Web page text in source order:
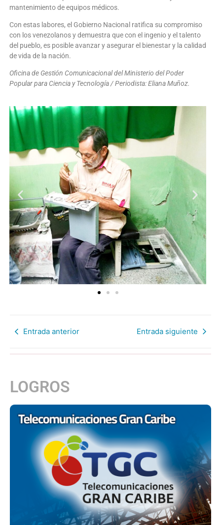
mantenimiento de equipos médicos.
Con estas labores, el Gobierno Nacional ratifica su compromiso
con los venezolanos y demuestra que con el ingenio y el talento
del pueblo, es posible avanzar y asegurar el bienestar y la calidad
de vida de la nación.
Oficina de Gestión Comunicacional del Ministerio del Poder
Popular para Ciencia y Tecnología / Periodista: Eliana Muñoz.
Entrada anterior Entrada siguiente
LOGROS